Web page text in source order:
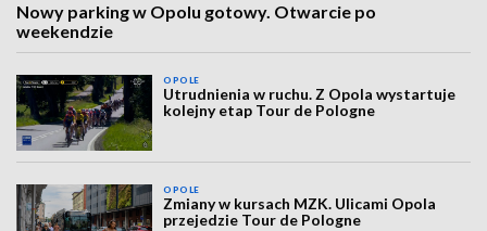
Nowy parking w Opolu gotowy. Otwarcie po
weekendzie
OPOLE
Utrudnienia w ruchu. Z Opola wystartuje
kolejny etap Tour de Pologne
OPOLE
Zmiany w kursach MZK. Ulicami Opola
przejedzie Tour de Pologne